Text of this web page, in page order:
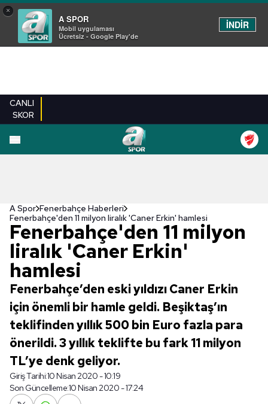
×
A SPOR
Mobil uygulaması
Ücretsiz - Google Play'de
İNDİR
CANLI
SKOR
A Spor Fenerbahçe Haberleri
Fenerbahçe'den 11 milyon liralık 'Caner Erkin' hamlesi
Fenerbahçe'den 11 milyon
liralık 'Caner Erkin'
hamlesi
Fenerbahçe’den eski yıldızı Caner Erkin
için önemli bir hamle geldi. Beşiktaş’ın
teklifinden yıllık 500 bin Euro fazla para
önerildi. 3 yıllık teklifte bu fark 11 milyon
TL’ye denk geliyor.
Giriş Tarihi:10 Nisan 2020 - 10:19
Son Güncelleme:10 Nisan 2020 - 17:24